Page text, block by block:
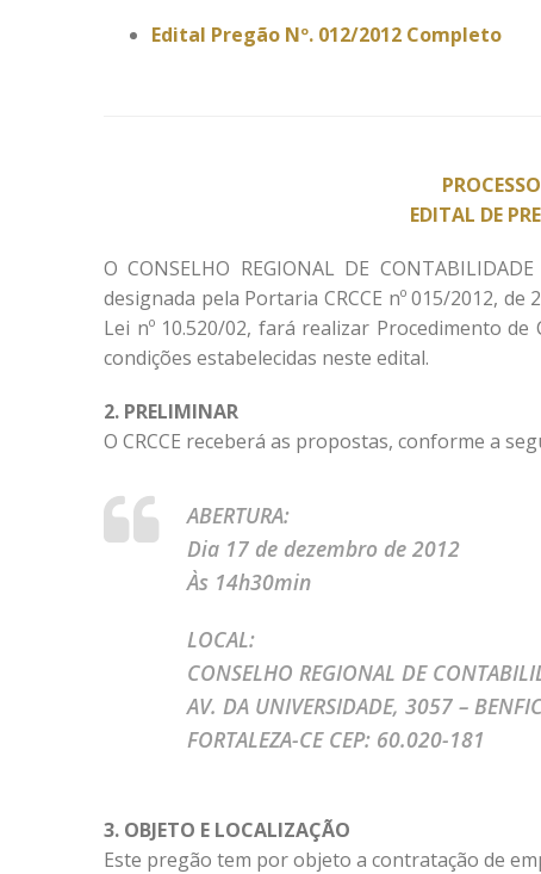
Edital Pregão Nº. 012/2012 Completo
EDITAL DE
O CONSELHO REGIONAL DE
designada pela Portaria CRCCE nº 015/2012,
Lei nº 10.520/02, fará realizar Procedimento de
condições estabelecidas neste edital.
2. PRELIMINAR
O CRCCE receberá as propostas, conforme a
ABERTURA:
Dia 17 de dezembro de 2012
Às 14h30min
LOCAL:
CONSELHO REGIONAL DE
AV. DA UNIVERSIDADE, 3057 –
FORTALEZA-CE CEP: 60.020-181
3. OBJETO E LOCALIZAÇÃO
Este pregão tem por objeto a contratação de